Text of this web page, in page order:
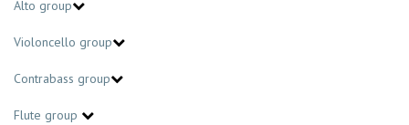
Alto group
Violoncello group
Contrabass group
Flute group